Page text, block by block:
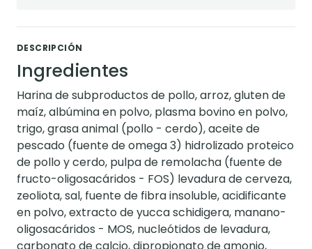
DESCRIPCIÓN
Ingredientes
Harina de subproductos de pollo, arroz, gluten de
maíz, albúmina en polvo, plasma bovino en polvo,
trigo, grasa animal (pollo - cerdo), aceite de
pescado (fuente de omega 3) hidrolizado proteico
de pollo y cerdo, pulpa de remolacha (fuente de
fructo-oligosacáridos - FOS) levadura de cerveza,
zeoliota, sal, fuente de fibra insoluble, acidificante
en polvo, extracto de yucca schidigera, manano-
oligosacáridos - MOS, nucleótidos de levadura,